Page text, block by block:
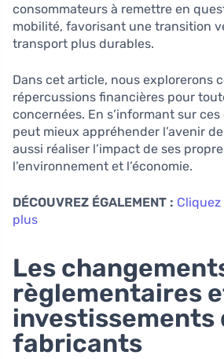
consommateurs à remettre en
mobilité, favorisant une transition
transport plus durables.
Dans cet article, nous explorerons
répercussions financières pour
concernées. En s’informant sur
peut mieux appréhender l’avenir
aussi réaliser l’impact de ses
l’environnement et l’économie.
DÉCOUVREZ ÉGALEMENT :
plus
Les
règlementaires
investissements
fabricants